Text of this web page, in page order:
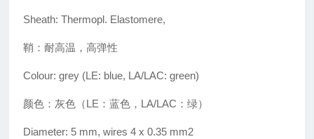
Sheath: Thermopl. Elastomere,
鞘：耐高温，高弹性
Colour: grey (LE: blue, LA/LAC: green)
颜色：灰色（LE：蓝色，LA/LAC：绿）
Diameter: 5 mm, wires 4 x 0.35 mm2